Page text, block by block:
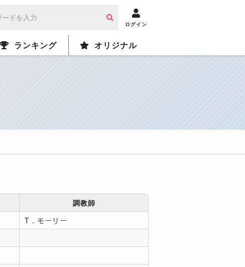
ログイン
ランキング オリジナル
調教師
T．モーリー